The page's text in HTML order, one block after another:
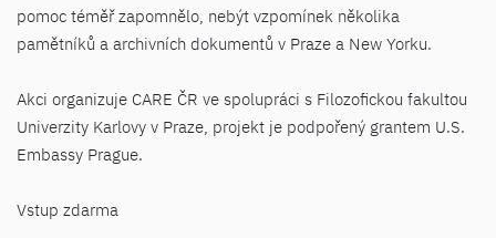
pomoc téměř zapomnělo, nebýt vzpomínek několika
pamětníků a archivních dokumentů v Praze a New Yorku.
Akci organizuje CARE ČR ve spolupráci s Filozofickou fakultou
Univerzity Karlovy v Praze, projekt je podpořený grantem U.S.
Embassy Prague.
Vstup zdarma